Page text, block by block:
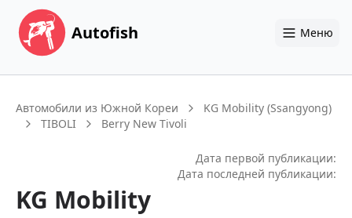
Autofish Меню
Автомобили из Южной Кореи
KG Mobility (Ssangyong)
TIBOLI
Berry New Tivoli
Дата первой публикации:
Дата последней публикации:
KG Mobility